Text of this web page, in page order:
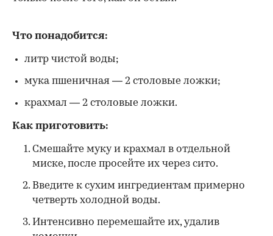
Что понадобится:
литр чистой воды;
мука пшеничная — 2 столовые ложки;
крахмал — 2 столовые ложки.
Как приготовить:
Смешайте муку и крахмал в отдельной
миске, после просейте их через сито.
Введите к сухим ингредиентам примерно
четверть холодной воды.
Интенсивно перемешайте их, удалив